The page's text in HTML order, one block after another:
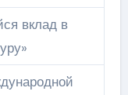
вклад в